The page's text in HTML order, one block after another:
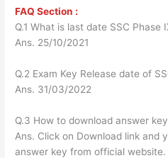
FAQ Section :
Q.1 What is last date SSC Phase
Ans. 25/10/2021
Q.2 Exam Key Release date of
Ans. 31/03/2022
Q.3 How to download answer
Ans. Click on Download link and
answer key from official website.